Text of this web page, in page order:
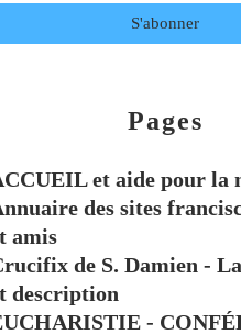
Pages
et aide pour la
des sites
amis
de S. Damien -
description
-